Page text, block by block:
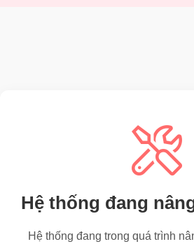
Hệ thống đang
Hệ thống đang trong quá trình